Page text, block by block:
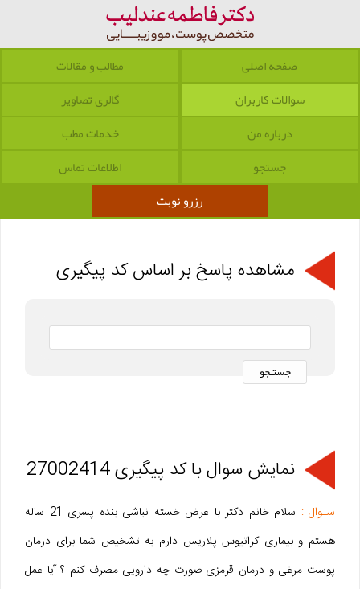
صفحه اصلی
مطالب و مقالات
سوالات کاربران
گالری تصاویر
درباره من
خدمات مطب
جستجو
اطلاعات تماس
رزرو نوبت
مشاهده پاسخ بر اساس کد پیگیری
نمایش سوال با کد پیگیری 27002414
سـوال :
سلام خانم دکتر با عرض خسته نباشی بنده پسری 21 ساله
هستم و بیماری کراتیوس پلاریس دارم به تشخیص شما برای درمان
پوست مرغی و درمان قرمزی صورت چه دارویی مصرف کنم ؟ آیا عمل